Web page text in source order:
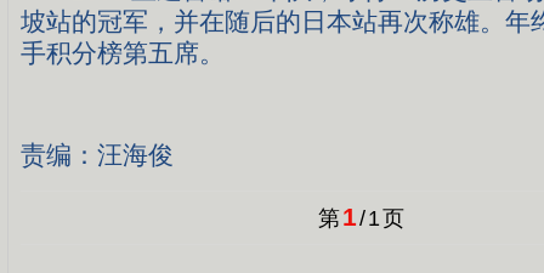
坡站的冠军，并在随后的日本站再次称雄。年
手积分榜第五席。
责编：汪海俊
第1/1页